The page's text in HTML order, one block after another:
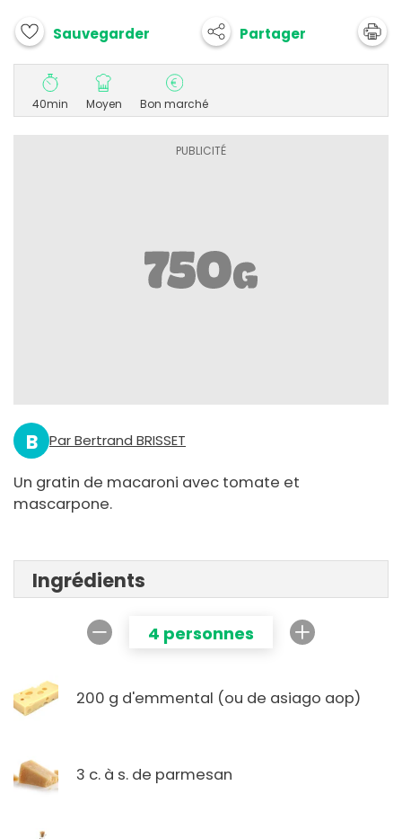
Sauvegarder Partager
40min Moyen Bon marché
B Par Bertrand BRISSET
Un gratin de macaroni avec tomate et
mascarpone.
Ingrédients
4 personnes
200 g d'emmental (ou de asiago aop)
3 c. à s. de parmesan